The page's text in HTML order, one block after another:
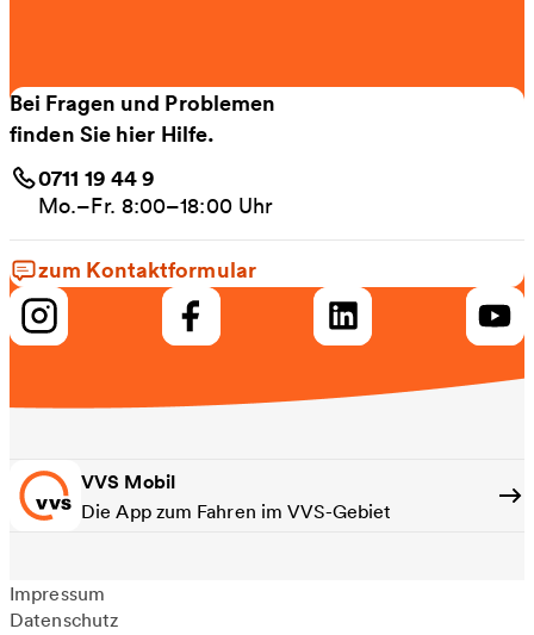
Bei Fragen und Problemen
finden Sie hier Hilfe.
0711 19 44 9
Mo.–Fr. 8:00–18:00 Uhr
zum Kontaktformular
VVS Mobil
Die App zum Fahren im VVS-Gebiet
Impressum
Datenschutz